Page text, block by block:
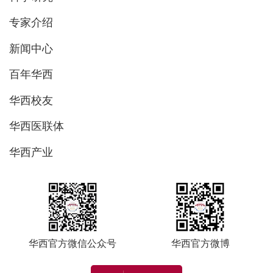
专家介绍
新闻中心
百年华西
华西校友
华西医联体
华西产业
华西官方微信公众号 华西官方微博